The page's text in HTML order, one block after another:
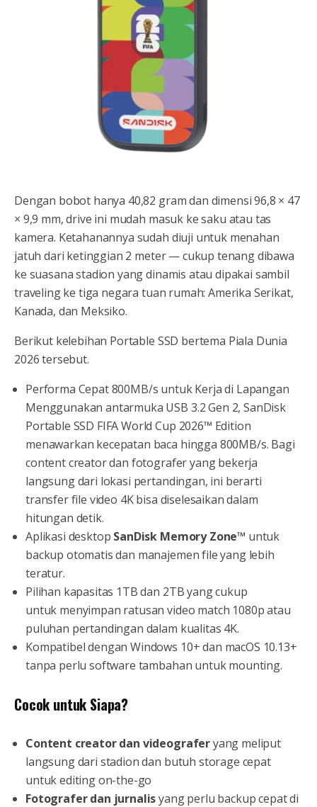
Dengan bobot hanya 40,82 gram dan dimensi 96,8 × 47
× 9,9 mm, drive ini mudah masuk ke saku atau tas
kamera. Ketahanannya sudah diuji untuk menahan
jatuh dari ketinggian 2 meter — cukup tenang dibawa
ke suasana stadion yang dinamis atau dipakai sambil
traveling ke tiga negara tuan rumah: Amerika Serikat,
Kanada, dan Meksiko.
Berikut kelebihan Portable SSD bertema Piala Dunia
2026 tersebut.
Performa Cepat 800MB/s untuk Kerja di Lapangan
Menggunakan antarmuka USB 3.2 Gen 2, SanDisk
Portable SSD FIFA World Cup 2026™ Edition
menawarkan kecepatan baca hingga 800MB/s. Bagi
content creator dan fotografer yang bekerja
langsung dari lokasi pertandingan, ini berarti
transfer file video 4K bisa diselesaikan dalam
hitungan detik.
Aplikasi desktop SanDisk Memory Zone™ untuk
backup otomatis dan manajemen file yang lebih
teratur.
Pilihan kapasitas 1TB dan 2TB yang cukup
untuk menyimpan ratusan video match 1080p atau
puluhan pertandingan dalam kualitas 4K.
Kompatibel dengan Windows 10+ dan macOS 10.13+
tanpa perlu software tambahan untuk mounting.
Cocok untuk Siapa?
Content creator dan videograferyang meliput
langsung dari stadion dan butuh storage cepat
untuk editing on-the-go
Fotografer dan jurnalisyang perlu backup cepat di